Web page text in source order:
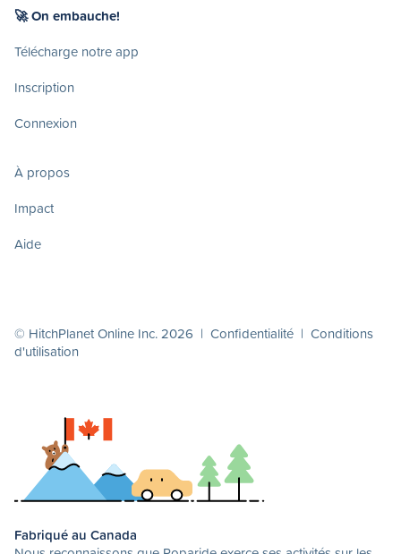
🚀 On embauche!
Télécharge notre app
Inscription
Connexion
À propos
Impact
Aide
© HitchPlanet Online Inc. 2026 | Confidentialité | Conditions
d'utilisation
Fabriqué au Canada